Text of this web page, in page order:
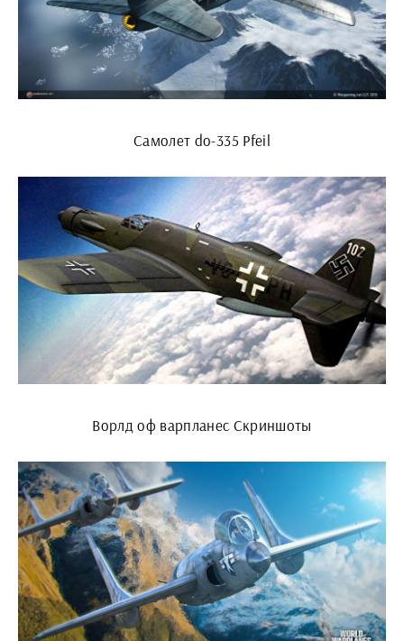
Самолет do-335 Pfeil
Ворлд оф варпланес Скриншоты